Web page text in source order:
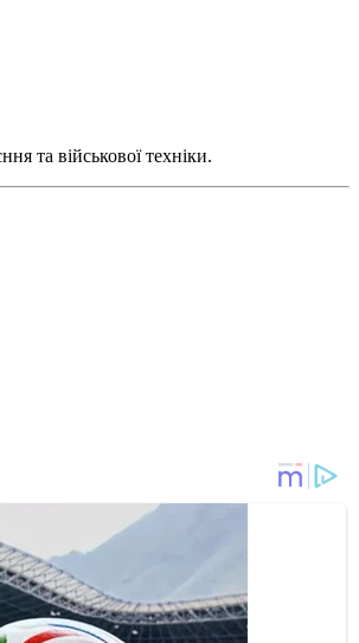
та військової техніки.